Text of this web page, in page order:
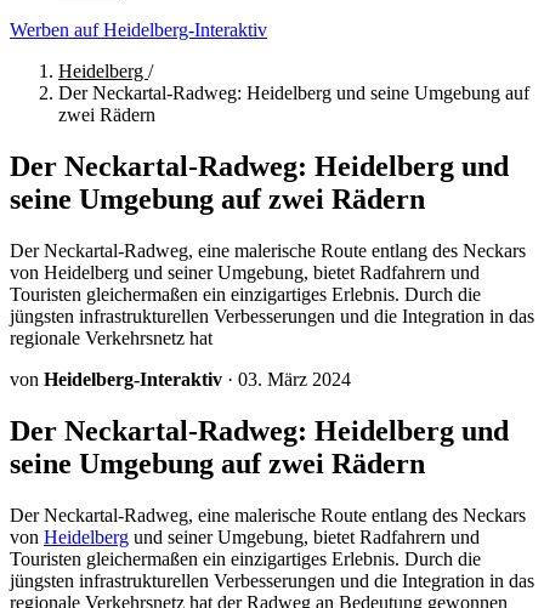
Werben auf Heidelberg-Interaktiv
Heidelberg /
Der Neckartal-Radweg: Heidelberg und seine Umgebung auf
zwei Rädern
Der Neckartal-Radweg: Heidelberg und
seine Umgebung auf zwei Rädern
Der Neckartal-Radweg, eine malerische Route entlang des Neckars
von Heidelberg und seiner Umgebung, bietet Radfahrern und
Touristen gleichermaßen ein einzigartiges Erlebnis. Durch die
jüngsten infrastrukturellen Verbesserungen und die Integration in das
regionale Verkehrsnetz hat
von Heidelberg-Interaktiv · 03. März 2024
Der Neckartal-Radweg: Heidelberg und
seine Umgebung auf zwei Rädern
Der Neckartal-Radweg, eine malerische Route entlang des Neckars
von Heidelberg und seiner Umgebung, bietet Radfahrern und
Touristen gleichermaßen ein einzigartiges Erlebnis. Durch die
jüngsten infrastrukturellen Verbesserungen und die Integration in das
regionale Verkehrsnetz hat der Radweg an Bedeutung gewonnen